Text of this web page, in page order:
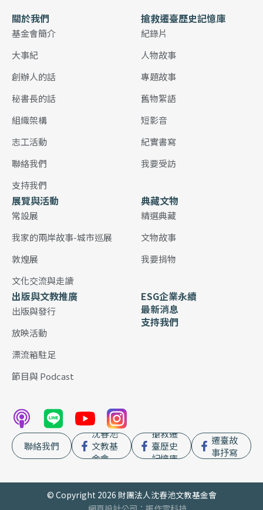
關於我們
基金會簡介
大事紀
創辦人的話
秘書長的話
組織架構
志工活動
聯絡我們
支持我們
搶救遷臺歷史記憶庫
紀錄片
人物故事
專題故事
舊物絮語
短影音
紀實書寫
我要受訪
展覽與活動
常設展
我家的兩岸故事-城市巡展
敦煌展
文化交流與走讀
典藏文物
精選典藏
文物故事
我要捐物
出版與文教推廣
出版與發行
放映活動
漂流箱駐足
節目與 Podcast
ESG企業永續
最新消息
支持我們
聯絡我們
沈春池
文教基
金會
搶救遷
臺歷史
記憶庫
遷臺故
事抒寫
© Copyright 2026 財團法人沈春池文教基金會